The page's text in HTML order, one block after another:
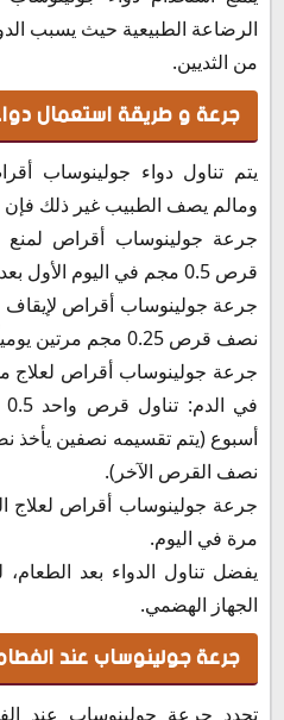
الرضاعة الطبيعية حيث يسبب
من الثديين.
جرعة و طريقة استعمال
يتم تناول دواء جولينوساب
ومالم يصف الطبيب غير ذلك فإن
جرعة جولينوساب أقراص
قرص 0.5 مجم في اليوم الأول بعد الولادة فقط ولا يكرر.
جرعة جولينوساب أقراص لإيقاف
نصف قرص 0.25 مجم مرتين يومياً لمدة يومين.
جرعة جولينوساب أقراص لعلاج
أسبوع (يتم تقسيمه نصفين يأخذ
نصف القرص الآخر).
جرعة جولينوساب أقراص لعلاج
مرة في اليوم.
يفضل تناول الدواء بعد الطعام،
الجهاز الهضمي.
جرعة جولينوساب عند
تحدد جرعة جولينوساب عند